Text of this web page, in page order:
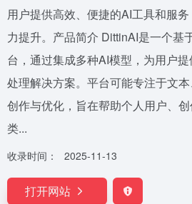
用户提供高效、便捷的AI工具和服
力提升。产品简介 DittinAI是一个基
台，通过集成多种AI模型，为用户
处理解决方案。平台可能专注于文
创作与优化，旨在帮助个人用户、
类...
收录时间： 2025-11-13
打开网站